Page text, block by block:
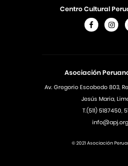
Asociación
Av. Gregorio Escobedo 803,
Jesús Maria,
T.(511) 5187450,
Centro Cultural
© 2021 Asociación